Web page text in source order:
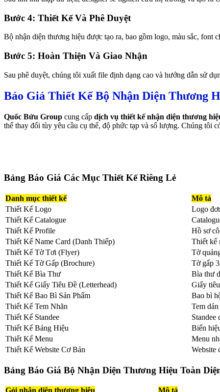
Bước 4: Thiết Kế Và Phê Duyệt
Bộ nhận diện thương hiệu được tạo ra, bao gồm logo, màu sắc, font
Bước 5: Hoàn Thiện Và Giao Nhận
Sau phê duyệt, chúng tôi xuất file định dạng cao và hướng dẫn sử
Báo Giá Thiết Kế Bộ Nhận Diện Thương
Quốc Bửu Group cung cấp dịch vụ thiết kế nhận diện thương
thể thay đổi tùy yêu cầu cụ thể, độ phức tạp và số lượng. Chúng tôi
Bảng Báo Giá Các Mục Thiết Kế Riêng Lẻ
Danh mục thiết kế Mô tả
Thiết Kế Logo
Logo
Thiết Kế Catalogue
Thiết Kế Profile
Hồ sơ
Thiết Kế Name Card (Danh Thiếp)
Thiết kế
Thiết Kế Tờ Tơi (Flyer)
Tờ
Thiết Kế Tờ Gấp (Brochure)
Tờ gấp
Thiết Kế Bìa Thư
Bìa thư
Thiết Kế Giấy Tiêu Đề (Letterhead)
Giấy
Thiết Kế Bao Bì Sản Phẩm
Bao bì
Thiết Kế Tem Nhãn
Tem
Thiết Kế Standee
Thiết Kế Bảng Hiệu
Biển
Thiết Kế Menu
Menu
Thiết Kế Website Cơ Bản
Website
Bảng Báo Giá Bộ Nhận Diện Thương Hiệu Toàn